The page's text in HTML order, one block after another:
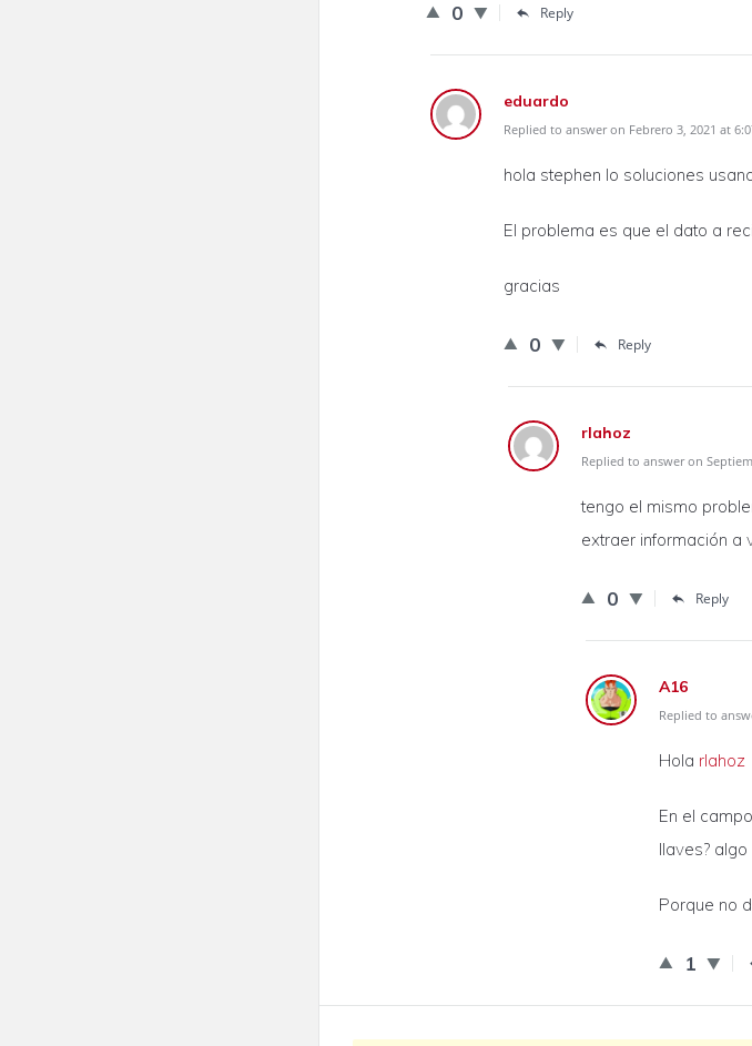
0 Reply
eduardo
Replied to answer on Febrero 3, 2021 at
hola stephen lo soluciones
El problema es que el dato a
gracias
0 Reply
rlahoz
Replied to answer on
tengo el mismo
extraer información a
0 Reply
A16
Replied to
Hola rlahoz
En el
llaves?
Porque no
1